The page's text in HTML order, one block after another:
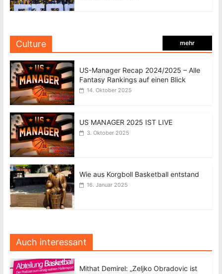
Culture mehr
US-Manager Recap 2024/2025 – Alle
Fantasy Rankings auf einen Blick
14. Oktober 2025
US MANAGER 2025 IST LIVE
3. Oktober 2025
Wie aus Korgboll Basketball entstand
16. Januar 2025
Auch interessant
Mithat Demirel: „Zeljko Obradovic ist